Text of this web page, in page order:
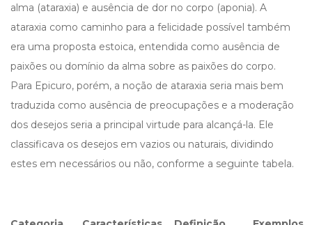
alma (ataraxia) e ausência de dor no corpo (aponia). A
ataraxia como caminho para a felicidade possível também
era uma proposta estoica, entendida como ausência de
paixões ou domínio da alma sobre as paixões do corpo.
Para Epicuro, porém, a noção de ataraxia seria mais bem
traduzida como ausência de preocupações e a moderação
dos desejos seria a principal virtude para alcançá-la. Ele
classificava os desejos em vazios ou naturais, dividindo
estes em necessários ou não, conforme a seguinte tabela.